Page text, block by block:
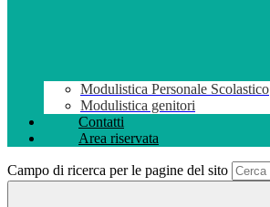
Modulistica Personale Scolastico
Modulistica genitori
Contatti
Area riservata
Campo di ricerca per le pagine del sito